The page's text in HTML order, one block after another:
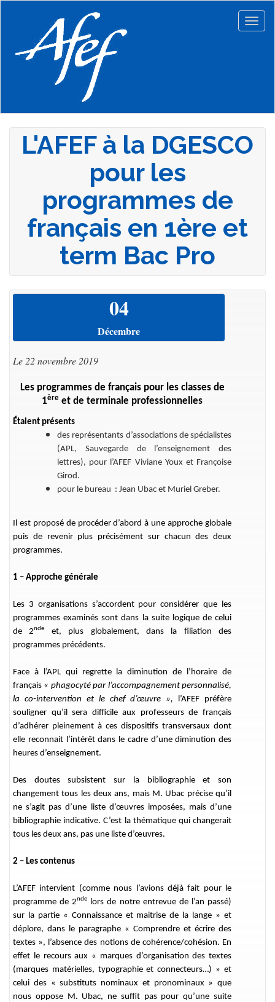
principal
L'AFEF à la DGESCO
pour les
programmes de
français en 1ère et
term Bac Pro
04
Décembre
Le 22 novembre 2019
Les programmes de français pour les classes de
1ère et de terminale professionnelles
Étaient présents
des représentants d’associations de spécialistes
(APL, Sauvegarde de l’enseignement des
lettres), pour l’AFEF Viviane Youx et Françoise
Girod.
pour le bureau : Jean Ubac et Muriel Greber.
Il est proposé de procéder d’abord à une approche globale
puis de revenir plus précisément sur chacun des deux
programmes.
1 – Approche générale
Les 3 organisations s’accordent pour considérer que les
programmes examinés sont dans la suite logique de celui
de 2nde
et, plus globalement, dans la filiation des
programmes précédents.
Face à l’APL qui regrette la diminution de l’horaire de
français « phagocyté par l’accompagnement personnalisé,
la co-intervention et le chef d’œuvre », l’AFEF préfère
souligner qu’il sera difficile aux professeurs de français
d’adhérer pleinement à ces dispositifs transversaux dont
elle reconnait l’intérêt dans le cadre d’une diminution des
heures d’enseignement.
Des doutes subsistent sur la bibliographie et son
changement tous les deux ans, mais M. Ubac précise qu’il
ne s’agit pas d’une liste d’œuvres imposées, mais d’une
bibliographie indicative. C’est la thématique qui changerait
tous les deux ans, pas une liste d’œuvres.
2 – Les contenus
L’AFEF intervient (comme nous l’avions déjà fait pour le
programme de 2nde
lors de notre entrevue de l’an passé)
sur la partie « Connaissance et maitrise de la lange » et
déplore, dans le paragraphe « Comprendre et écrire des
textes », l’absence des notions de cohérence/cohésion. En
effet le recours aux « marques d’organisation des textes
(marques matérielles, typographie et connecteurs…) » et
celui des « substituts nominaux et pronominaux » que
nous oppose M. Ubac, ne suffit pas pour qu’une suite